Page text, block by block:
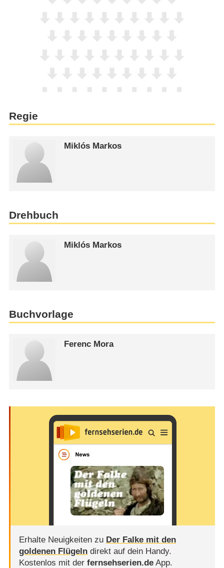
Regie
Miklós Markos
Drehbuch
Miklós Markos
Buchvorlage
Ferenc Mora
Erhalte Neuigkeiten zu Der Falke mit den
goldenen Flügelndirekt auf dein Handy.
Kostenlos mit der fernsehserien.deApp.